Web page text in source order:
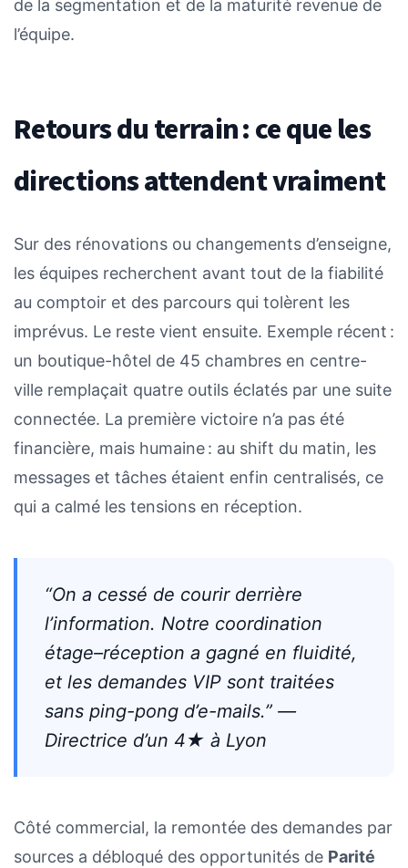
de la segmentation et de la maturité revenue de
l’équipe.
Retours du terrain : ce que les
directions attendent vraiment
Sur des rénovations ou changements d’enseigne,
les équipes recherchent avant tout de la fiabilité
au comptoir et des parcours qui tolèrent les
imprévus. Le reste vient ensuite. Exemple récent :
un boutique-hôtel de 45 chambres en centre-
ville remplaçait quatre outils éclatés par une suite
connectée. La première victoire n’a pas été
financière, mais humaine : au shift du matin, les
messages et tâches étaient enfin centralisés, ce
qui a calmé les tensions en réception.
“On a cessé de courir derrière
l’information. Notre coordination
étage–réception a gagné en fluidité,
et les demandes VIP sont traitées
sans ping-pong d’e-mails.” —
Directrice d’un 4★ à Lyon
Côté commercial, la remontée des demandes par
sources a débloqué des opportunités de Parité